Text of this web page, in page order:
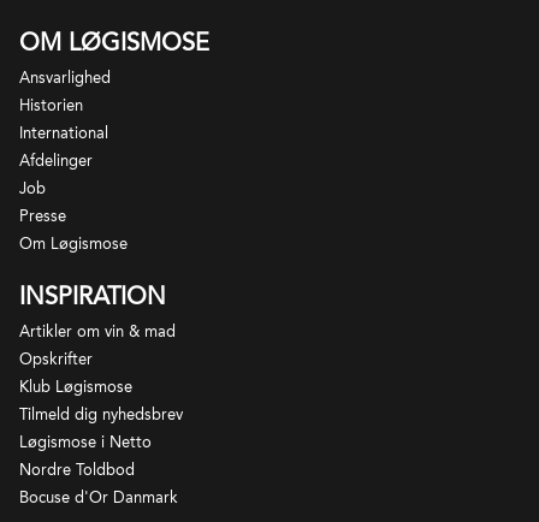
Champagne Pierre Moncuit
1 fl.Champagne Traditionelle Brut 1. Cru NV,
Champagne Locret-Lachaud
*Der tages forbehold for udsolgte varer og årgange.
I sådanne tilfælde vil du blive kontaktet med forslag
til alternativ erstatning.
OM LØGISMOSE
Ansvarlighed
Historien
International
Afdelinger
Job
Presse
Om Løgismose
INSPIRATION
Artikler om vin & mad
Opskrifter
Klub Løgismose
Tilmeld dig nyhedsbrev
Løgismose i Netto
Nordre Toldbod
Bocuse d'Or Danmark